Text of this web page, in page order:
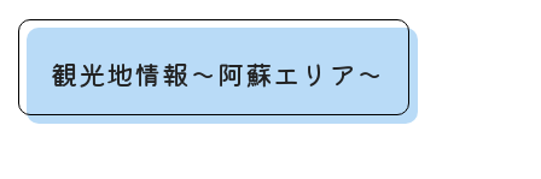
観光地情報～阿蘇エリア～